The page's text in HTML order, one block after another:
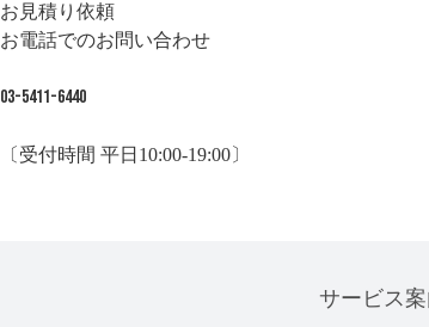
お見積り依頼
お電話でのお問い合わせ
03-5411-6440
〔受付時間 平日10:00-19:00〕
サービス